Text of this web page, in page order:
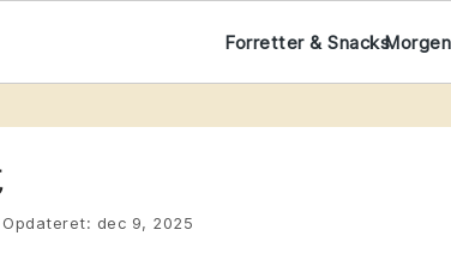
Forretter & Snacks
Opdateret: dec 9, 2025